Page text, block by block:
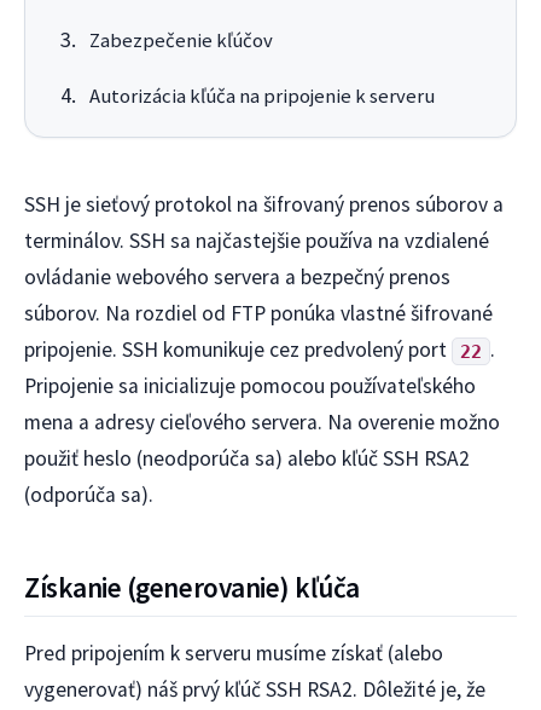
Zabezpečenie kľúčov
Autorizácia kľúča na pripojenie k serveru
SSH je sieťový protokol na šifrovaný prenos súborov a
terminálov. SSH sa najčastejšie používa na vzdialené
ovládanie webového servera a bezpečný prenos
súborov. Na rozdiel od FTP ponúka vlastné šifrované
pripojenie. SSH komunikuje cez predvolený port
22 .
Pripojenie sa inicializuje pomocou používateľského
mena a adresy cieľového servera. Na overenie možno
použiť heslo (neodporúča sa) alebo kľúč SSH RSA2
(odporúča sa).
Získanie (generovanie) kľúča
Pred pripojením k serveru musíme získať (alebo
vygenerovať) náš prvý kľúč SSH RSA2. Dôležité je, že